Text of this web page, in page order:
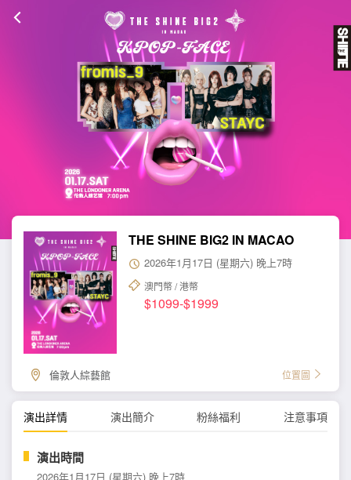
THE SHINE BIG2 IN MACAO
2026年1月17日 (星期六) 晚上7時
澳門幣 / 港幣
$1099-$1999
倫敦人綜藝館 位置圖
演出詳情 演出簡介 粉絲福利 注意事項
演出時間
2026年1月17日 (星期六) 晚上7時